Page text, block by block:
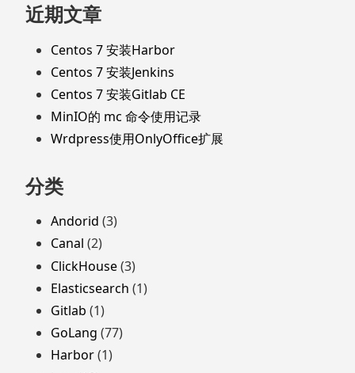
近期文章
Centos 7 安装Harbor
Centos 7 安装Jenkins
Centos 7 安装Gitlab CE
MinIO的 mc 命令使用记录
Wrdpress使用OnlyOffice扩展
分类
Andorid (3)
Canal (2)
ClickHouse(3)
Elasticsearch (1)
Gitlab (1)
GoLang (77)
Harbor(1)